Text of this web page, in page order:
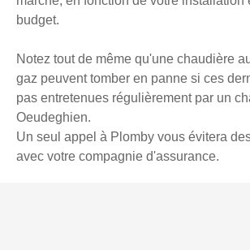
budget.
Notez tout de même qu'une chaudière
gaz peuvent tomber en panne si ces
pas entretenues régulièrement par un
Oeudeghien.
Un seul appel à Plomby vous évitera
avec votre compagnie d'assurance.